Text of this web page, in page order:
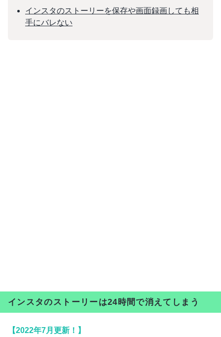
インスタのストーリーを保存や画面録画しても相
手にバレない
インスタのストーリーは24時間で消えてしまう
【2022年7月更新！】